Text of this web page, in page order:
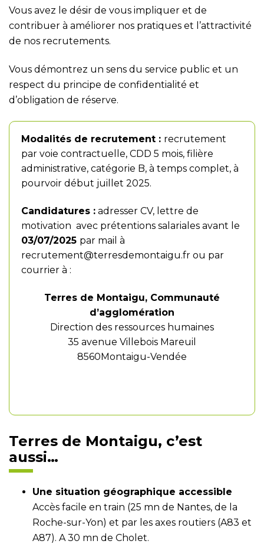
Vous avez le désir de vous impliquer et de
contribuer à améliorer nos pratiques et l’attractivité
de nos recrutements.
Vous démontrez un sens du service public et un
respect du principe de confidentialité et
d’obligation de réserve.
Modalités de recrutement : recrutement
par voie contractuelle, CDD 5 mois, filière
administrative, catégorie B, à temps complet, à
pourvoir début juillet 2025.
Candidatures : adresser CV, lettre de
motivation avec prétentions salariales avant le
03/07/2025 par mail à
recrutement@terresdemontaigu.fr ou par
courrier à :
Terres de Montaigu, Communauté
d’agglomération
Direction des ressources humaines
35 avenue Villebois Mareuil
8560Montaigu-Vendée
Terres de Montaigu, c’est
aussi…
Une situation géographique accessible
Accès facile en train (25 mn de Nantes, de la
Roche-sur-Yon) et par les axes routiers (A83 et
A87). A 30 mn de Cholet.